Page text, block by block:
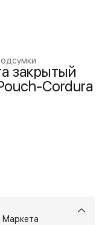
закрытый
Cordura
Маркета